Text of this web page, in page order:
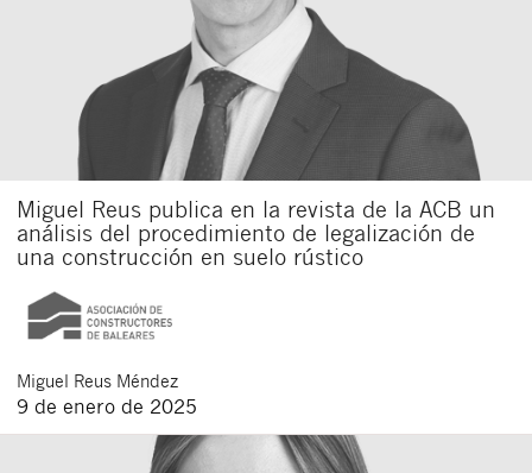
Miguel Reus publica en la revista de la ACB un
análisis del procedimiento de legalización de
una construcción en suelo rústico
Miguel Reus Méndez
9 de enero de 2025